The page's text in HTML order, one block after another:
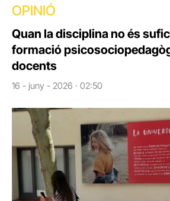
OPINIÓ
Quan la disciplina no és
formació
docents
16 - juny - 2026 · 02:50